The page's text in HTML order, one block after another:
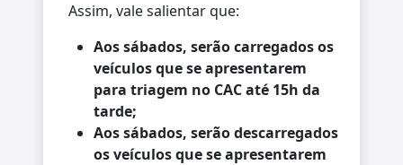
Assim, vale salientar que:
Aos sábados, serão carregados os
veículos que se apresentarem
para triagem no CAC até 15h da
tarde;
Aos sábados, serão descarregados
os veículos que se apresentarem